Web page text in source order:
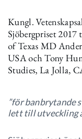
Kungl.
Sjöbergpriset
of Texas MD
USA och Tony
Studies, La Jolla,
”för banbrytande
lett till utveckling